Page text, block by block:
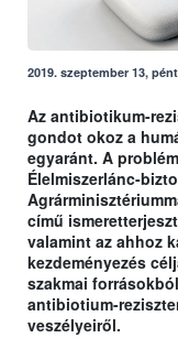
2019. szeptember 13,
Az antibiotikum-
gondot okoz a
egyaránt. A
Élelmiszerlánc-
című
valamint az ahhoz
kezdeményezés
szakmai
antibiotium-
veszélyeiről.